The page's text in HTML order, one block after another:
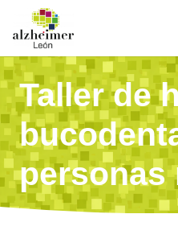
Taller de
personas